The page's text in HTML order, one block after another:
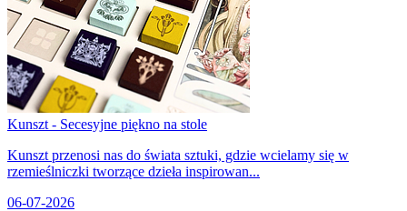
Kunszt - Secesyjne piękno na stole
Kunszt przenosi nas do świata sztuki, gdzie wcielamy się w
rzemieślniczki tworzące dzieła inspirowan...
06-07-2026